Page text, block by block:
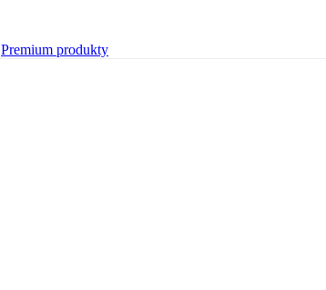
Premium produkty